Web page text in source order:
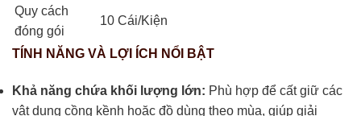
Quy cách
đóng gói
10 Cái/Kiện
TÍNH NĂNG VÀ LỢI ÍCH NỔI BẬT
Khả năng chứa khối lượng lớn: Phù hợp để cất giữ các
vật dụng cồng kềnh hoặc đồ dùng theo mùa, giúp giải